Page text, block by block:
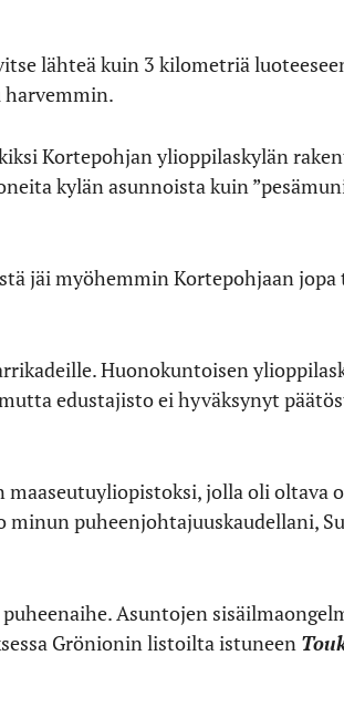
lähteä kuin 3 kilometriä
harvemmin.
Kortepohjan ylioppilaskylän
kylän asunnoista kuin
jäi myöhemmin Kortepohjaan
Huonokuntoisen
edustajisto ei hyväksynyt
jolla oli oltava
puheenjohtajuuskaudellani,
Asuntojen
Grönionin listoilta istuneen